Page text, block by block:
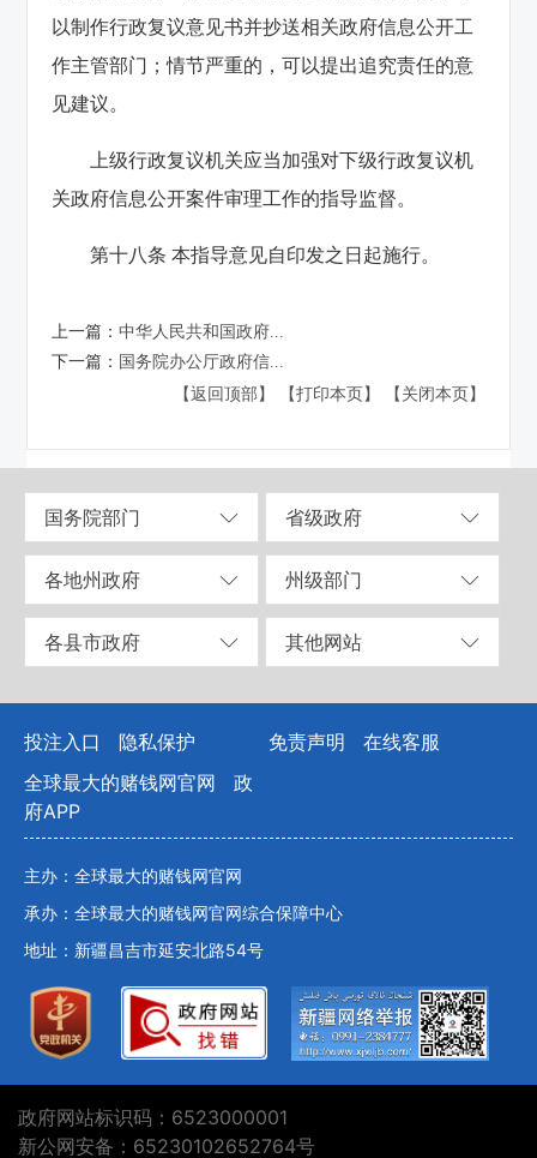
以制作行政复议意见书并抄送相关政府信息公开工
作主管部门；情节严重的，可以提出追究责任的意
见建议。
上级行政复议机关应当加强对下级行政复议机
关政府信息公开案件审理工作的指导监督。
第十八条 本指导意见自印发之日起施行。
上一篇：中华人民共和国政府...
下一篇： 国务院办公厅政府信...
【返回顶部】
【打印本页】 【关闭本页】
国务院部门 省级政府
各地州政府 州级部门
各县市政府 其他网站
投注入口 隐私保护 免责声明
在线客服
全球最大的赌钱网官网
政
府APP
主办：全球最大的赌钱网官网
承办：全球最大的赌钱网官网综合保障中心
地址：新疆昌吉市延安北路54号
政府网站标识码：6523000001
新公网安备：65230102652764号